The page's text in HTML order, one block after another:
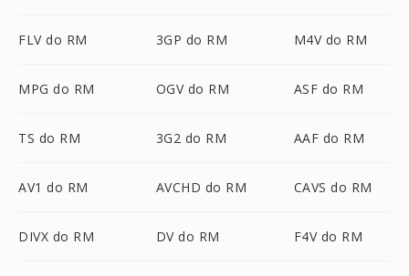
FLV do RM 3GP do RM M4V do RM
MPG do RM OGV do RM ASF do RM
TS do RM 3G2 do RM AAF do RM
AV1 do RM AVCHD do RM CAVS do RM
DIVX do RM DV do RM F4V do RM